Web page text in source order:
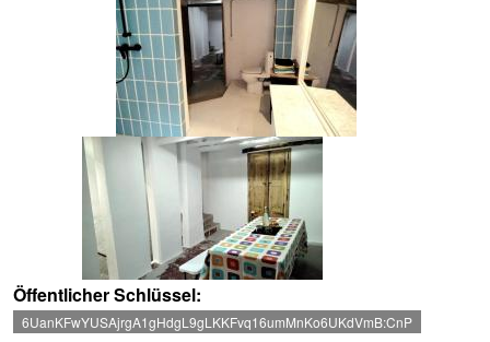
Öffentlicher Schlüssel
6UanKFwYUSAjrgA1gHdgL9gLKKFvq16umMnKo6UKdVmB:CnP